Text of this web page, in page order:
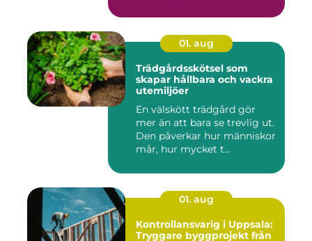
01. aug
Trädgårdsskötsel som
skapar hållbara och vackra
utemiljöer
En välskött trädgård gör
mer än att bara se trevlig ut.
Den påverkar hur människor
mår, hur mycket t...
01. aug
Kontrollansvarig i Uppsala:
Tryggare byggprojekt från